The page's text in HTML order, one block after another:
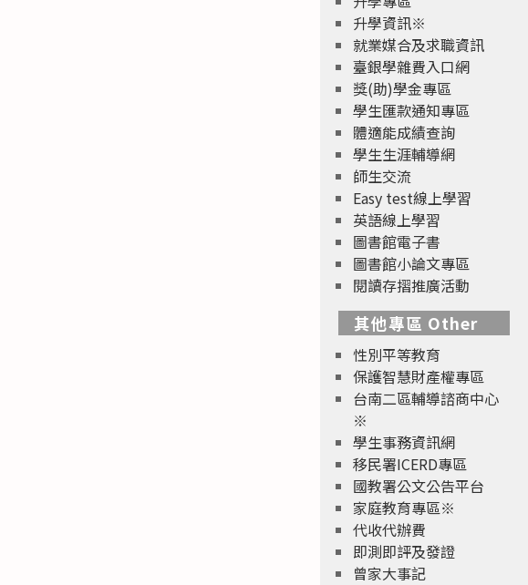
升學資訊※
就業媒合及求職資訊
臺銀學雜費入口網
獎(助)學金專區
學生匯款通知專區
體適能成績查詢
學生生涯輔導網
師生交流
Easy test線上學習
英語線上學習
圖書館電子書
圖書館小論文專區
閱讀存摺推廣活動
其他專區 Other
性別平等教育
保護智慧財產權專區
台南二區輔導諮商中心
※
學生事務資訊網
移民署ICERD專區
國教署公文公告平台
家庭教育專區※
代收代辦費
即測即評及發證
曾家大事記